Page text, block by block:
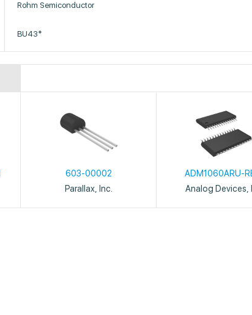
Rohm Semiconductor
BU43*
603-00002
Parallax, Inc.
ADM1060ARU-
Analog Devices,